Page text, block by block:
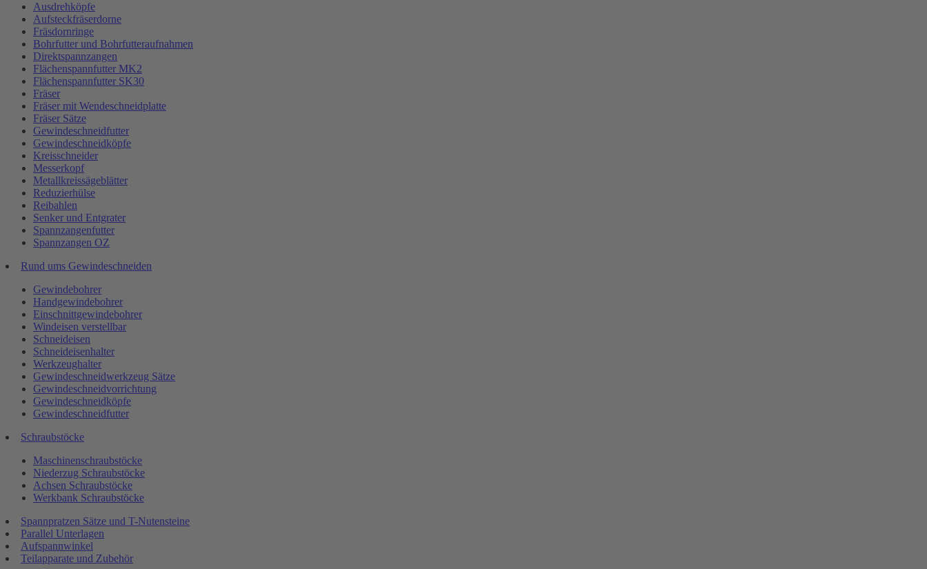
Ausdrehköpfe
Aufsteckfräserdorne
Fräsdornringe
Bohrfutter und Bohrfutteraufnahmen
Direktspannzangen
Flächenspannfutter MK2
Flächenspannfutter SK30
Fräser
Fräser mit Wendeschneidplatte
Fräser Sätze
Gewindeschneidfutter
Gewindeschneidköpfe
Kreisschneider
Messerkopf
Metallkreissägeblätter
Reduzierhülse
Reibahlen
Senker und Entgrater
Spannzangenfutter
Spannzangen OZ
Rund ums Gewindeschneiden
Gewindebohrer
Handgewindebohrer
Einschnittgewindebohrer
Windeisen verstellbar
Schneideisen
Schneideisenhalter
Werkzeughalter
Gewindeschneidwerkzeug Sätze
Gewindeschneidvorrichtung
Gewindeschneidköpfe
Gewindeschneidfutter
Schraubstöcke
Maschinenschraubstöcke
Niederzug Schraubstöcke
Achsen Schraubstöcke
Werkbank Schraubstöcke
Spannpratzen Sätze und T-Nutensteine
Parallel Unterlagen
Aufspannwinkel
Teilapparate und Zubehör